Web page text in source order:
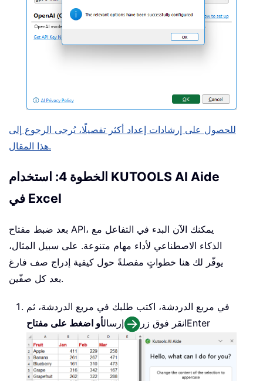
للحصول على إرشادات إعداد أكثر تفصيلًا، يُرجى الرجوع إلى
هذا المقال.
الخطوة 4: استخدام KUTOOLS AI Aide
في Excel
بعد ضبط مفتاح API، يمكنك الآن البدء في التفاعل مع
الذكاء الاصطناعي لأداء مهام متنوعة. على سبيل المثال،
يوفّر لك هنا خطواتٍ مفصلةً حول كيفية إدراج صف فارغ
بعد كل صفّين.
في مربع الدردشة، اكتب طلبك في مربع الدردشة، ثم
انقر فوق زر
إرسالأو اضغط على مفتاح Enter